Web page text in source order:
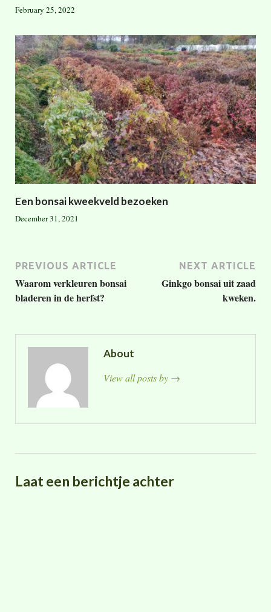
February 25, 2022
Een bonsai kweekveld bezoeken
December 31, 2021
PREVIOUS ARTICLE
Waarom verkleuren bonsai
bladeren in de herfst?
NEXT ARTICLE
Ginkgo bonsai uit zaad
kweken.
About
View all posts by →
Laat een berichtje achter